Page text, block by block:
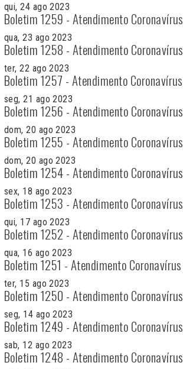
qui, 24 ago 2023
Boletim 1259 - Atendimento Coronavírus
qua, 23 ago 2023
Boletim 1258 - Atendimento Coronavírus
ter, 22 ago 2023
Boletim 1257 - Atendimento Coronavírus
seg, 21 ago 2023
Boletim 1256 - Atendimento Coronavírus
dom, 20 ago 2023
Boletim 1255 - Atendimento Coronavírus
dom, 20 ago 2023
Boletim 1254 - Atendimento Coronavírus
sex, 18 ago 2023
Boletim 1253 - Atendimento Coronavírus
qui, 17 ago 2023
Boletim 1252 - Atendimento Coronavírus
qua, 16 ago 2023
Boletim 1251 - Atendimento Coronavírus
ter, 15 ago 2023
Boletim 1250 - Atendimento Coronavírus
seg, 14 ago 2023
Boletim 1249 - Atendimento Coronavírus
sab, 12 ago 2023
Boletim 1248 - Atendimento Coronavírus